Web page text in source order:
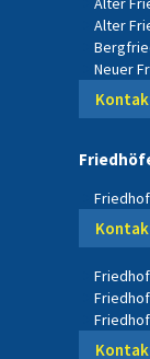
Alter
Neuer